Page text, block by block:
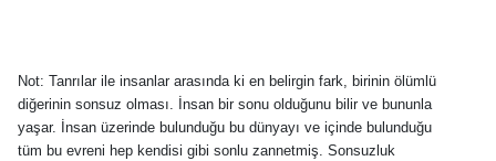
Not: Tanrılar ile insanlar arasında ki en belirgin fark, birinin ölümlü
diğerinin sonsuz olması. İnsan bir sonu olduğunu bilir ve bununla
yaşar. İnsan üzerinde bulunduğu bu dünyayı ve içinde bulunduğu
tüm bu evreni hep kendisi gibi sonlu zannetmiş. Sonsuzluk